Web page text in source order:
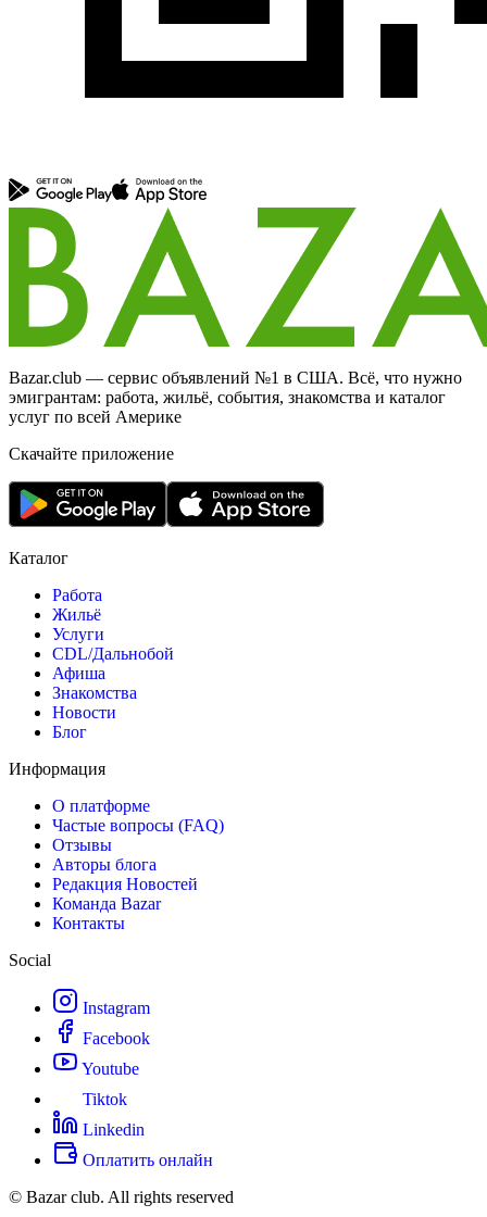
Bazar.club — сервис объявлений №1 в США. Всё, что нужно
эмигрантам: работа, жильё, события, знакомства и каталог
услуг по всей Америке
Скачайте приложение
Каталог
Работа
Жильё
Услуги
CDL/Дальнобой
Афиша
Знакомства
Новости
Блог
Информация
О платформе
Частые вопросы (FAQ)
Отзывы
Авторы блога
Редакция Новостей
Команда Bazar
Контакты
Social
Instagram
Facebook
Youtube
Tiktok
Linkedin
Оплатить онлайн
© Bazar club. All rights reserved